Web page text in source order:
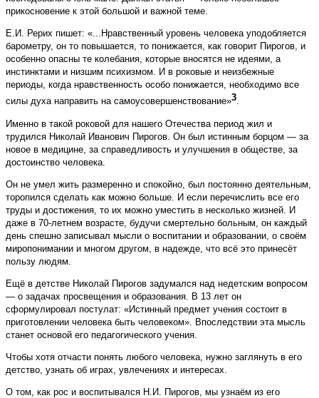
прикосновение к этой большой и важной теме.
Е.И. Рерих пишет: «...Нравственный уровень человека уподобляется
барометру, он то повышается, то понижается, как говорит Пирогов, и
особенно опасны те колебания, которые вносятся не идеями, а
инстинктами и низшим психизмом. И в роковые и неизбежные
периоды, когда нравственность особо понижается, необходимо все
силы духа направить на самоусовершенствование»3.
Именно в такой роковой для нашего Отечества период жил и
трудился Николай Иванович Пирогов. Он был истинным борцом — за
новое в медицине, за справедливость и улучшения в обществе, за
достоинство человека.
Он не умел жить размеренно и спокойно, был постоянно деятельным,
торопился сделать как можно больше. И если перечислить все его
труды и достижения, то их можно уместить в несколько жизней. И
даже в 70-летнем возрасте, будучи смертельно больным, он каждый
день спешно записывал мысли о воспитании и образовании, о своём
миропонимании и многом другом, в надежде, что всё это принесёт
пользу людям.
Ещё в детстве Николай Пирогов задумался над недетским вопросом
— о задачах просвещения и образования. В 13 лет он
сформулировал постулат: «Истинный предмет учения состоит в
приготовлении человека быть человеком». Впоследствии эта мысль
станет основой его педагогического учения.
Чтобы хотя отчасти понять любого человека, нужно заглянуть в его
детство, узнать об играх, увлечениях и интересах.
О том, как рос и воспитывался Н.И. Пирогов, мы узнаём из его